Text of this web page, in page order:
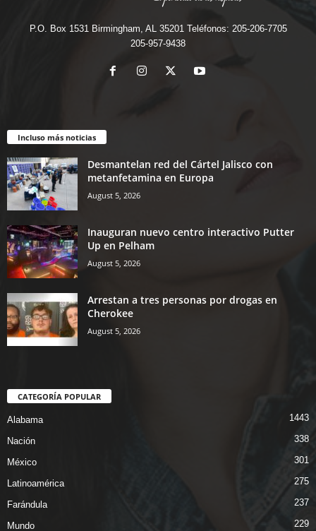
P.O. Box 1531 Birmingham, AL 35201 Teléfonos: 205-206-7705
205-957-9438
Incluso más noticias
Desmantelan red del Cártel Jalisco con
metanfetamina en Europa
August 5, 2026
Inauguran nuevo centro interactivo Putter
Up en Pelham
August 5, 2026
Arrestan a tres personas por drogas en
Cherokee
August 5, 2026
CATEGORÍA POPULAR
Alabama 1443
Nación 338
México 301
Latinoamérica 275
Farándula 237
Mundo 229